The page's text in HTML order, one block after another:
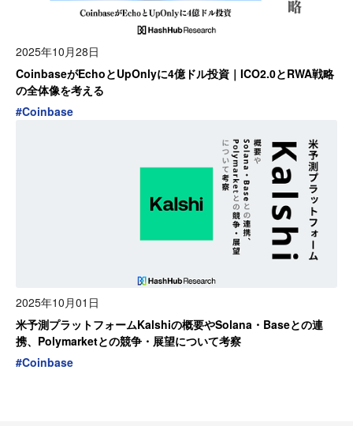
2025年10月28日
CoinbaseがEchoとUpOnlyに4億ドル投資｜ICO2.0とRWA戦略
の全体像を考える
#Coinbase
2025年10月01日
米予測プラットフォームKalshiの概要やSolana・Baseとの連
携、Polymarketとの競争・展望について考察
#Coinbase